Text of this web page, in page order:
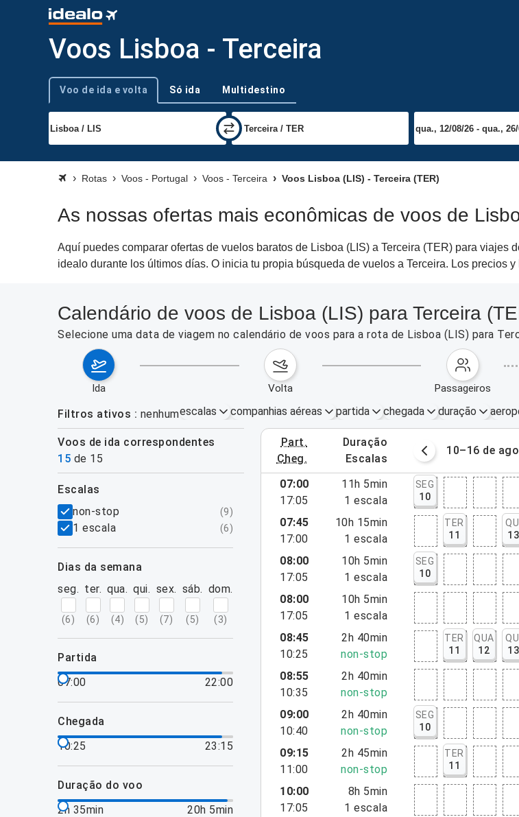
Voos Lisboa - Terceira
Tipo de viagem
Voo de ida e volta Só ida Multidestino
Rotas Voos - Portugal Voos - Terceira Voos Lisboa (LIS) - Terceira (TER)
As nossas ofertas mais econômicas de voos de
Aquí puedes comparar ofertas de vuelos baratos de Lisboa (LIS) a Terceira (TER) para viajes
idealo durante los últimos días. O inicia tu propia búsqueda de vuelos a Terceira. Los precios
Calendário de voos de Lisboa (LIS) para Terceira
Selecione uma data de viagem no calendário de voos para a rota de Lisboa (LIS) para
ida volta passageiros
Filtros ativos nenhumescalas companhias aéreas partida chegada duração
Voos de ida correspondentes
15 de 15
part.
cheg.
duração
escalas
3–9 de agosto de 2026 10–16 de
filtros
escalas
non-stop
(9)
1 escala (6)
dias da semana
seg.
(6)
ter.
(6)
qua.
(4)
qui.
(5)
sex.
(7)
sáb.
(5)
dom.
(3)
partida
07:00
22:00
chegada
10:25
23:15
duração do voo
2h 35min
20h 5min
07:00
17:05
11h 5min
1 escala
SEG
10
07:45
17:00
10h 15min
1 escala
TER
11
QUI
13
08:00
17:05
10h 5min
1 escala
SEG
10
08:00
17:05
10h 5min
1 escala
08:45
10:25
2h 40min
non-stop
TER
11
QUA
12
QUI
13
08:55
10:35
2h 40min
non-stop
09:00
10:40
2h 40min
non-stop
SEG
10
09:15
11:00
2h 45min
non-stop
TER
11
10:00
17:05
8h 5min
1 escala